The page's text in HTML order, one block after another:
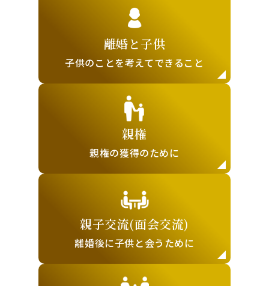
離婚と子供
子供のことを考えてできること
親権
親権の獲得のために
親子交流(面会交流)
離婚後に子供と会うために